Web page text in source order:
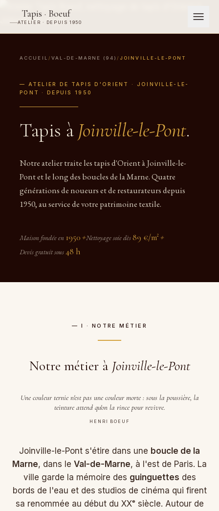
Tapis · Boeuf
ATELIER · DEPUIS 1950
ACCUEIL / VAL-DE-MARNE (94) / JOINVILLE-LE-PONT
— ATELIER DE TAPIS D'ORIENT · JOINVILLE-LE-
PONT · DEPUIS 1950
Tapis à Joinville-le-Pont.
Notre atelier traite les tapis d'Orient à Joinville-le-
Pont et le long des boucles de la Marne. Quatre
générations de noueurs et de restaurateurs depuis
1950, au service de votre patrimoine textile.
Maison fondée en 1950 ✦Nettoyage soie dès 89 €/m² ✦
Devis gratuit sous48 h
— I · NOTRE MÉTIER
Notre métier à Joinville-le-Pont
Une couleur ternie n'est pas une couleur morte : sous la poussière, la
teinture attend qu'on la rince pour revivre.
HENRI BOEUF
Joinville-le-Pont s'étire dans une boucle de la
Marne, dans le Val-de-Marne, à l'est de Paris. La
ville garde la mémoire des guinguettes des
bords de l'eau et des studios de cinéma qui firent
sa renommée au début du XXᵉ siècle. Autour de